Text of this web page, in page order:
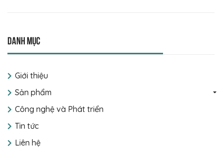
Danh mục
Giới thiệu
Sản phẩm
Công nghệ và Phát triển
Tin tức
Liên hệ